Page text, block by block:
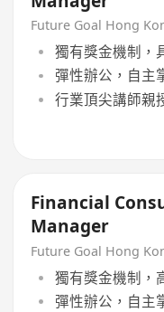
Future Goal Hong
獨有獎金機制，
彈性辦公，自主
行業頂尖講師親
Financial
Manager
Future Goal Hong
獨有獎金機制，
彈性辦公，自主